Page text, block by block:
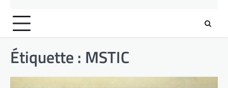
Étiquette : MSTIC